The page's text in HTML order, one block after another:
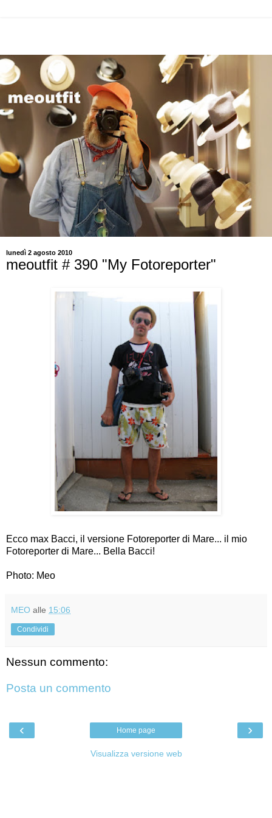
lunedì 2 agosto 2010
meoutfit # 390 "My Fotoreporter"
Ecco max Bacci, il versione Fotoreporter di Mare... il mio
Fotoreporter di Mare... Bella Bacci!
Photo: Meo
MEO alle 15:06
Condividi
Nessun commento:
Posta un commento
‹ ›
Home page
Visualizza versione web